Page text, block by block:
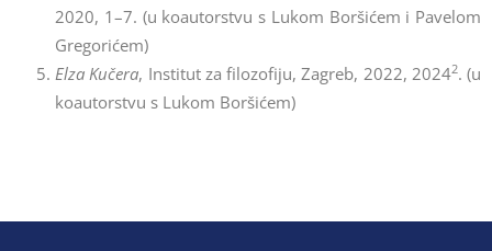
2020, 1–7. (u koautorstvu s Lukom Boršićem i Pavelom
Gregorićem)
Elza Kučera, Institut za filozofiju, Zagreb, 2022, 20242. (u
koautorstvu s Lukom Boršićem)